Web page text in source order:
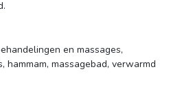
en massages,
hammam, massagebad, verwarmd